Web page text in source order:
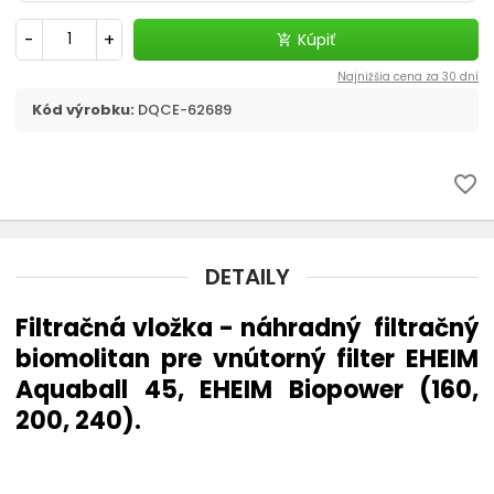
Filtračné médiá
Ohrievač
Riasy v akváriu - odstránenie
- + add_shopping_cart Kúpiť
Najnižšia cena za 30 dní
Kód výrobku: DQCE-62689
favorite_border
DETAILY
Filtračná vložka - náhradný filtračný
biomolitan pre vnútorný filter EHEIM
Aquaball 45, EHEIM Biopower (160,
200, 240).